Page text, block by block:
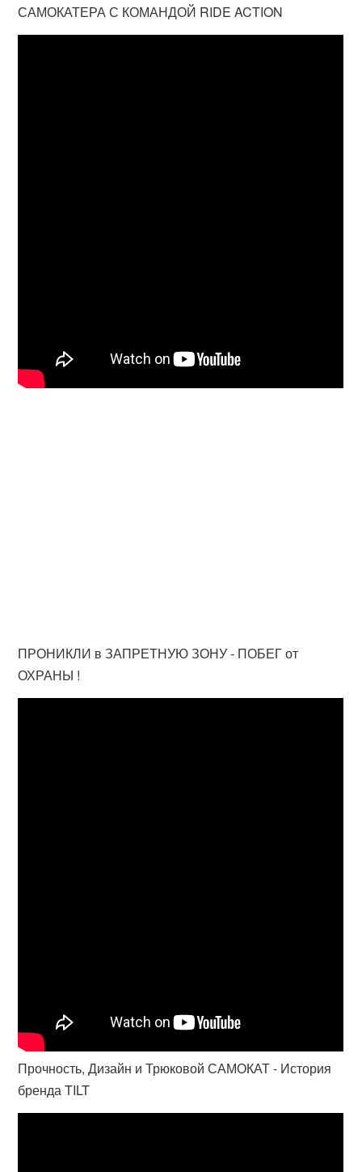
САМОКАТЕРА С КОМАНДОЙ RIDE ACTION
ПРОНИКЛИ в ЗАПРЕТНУЮ ЗОНУ - ПОБЕГ от
ОХРАНЫ !
Прочность, Дизайн и Трюковой САМОКАТ - История
бренда TILT